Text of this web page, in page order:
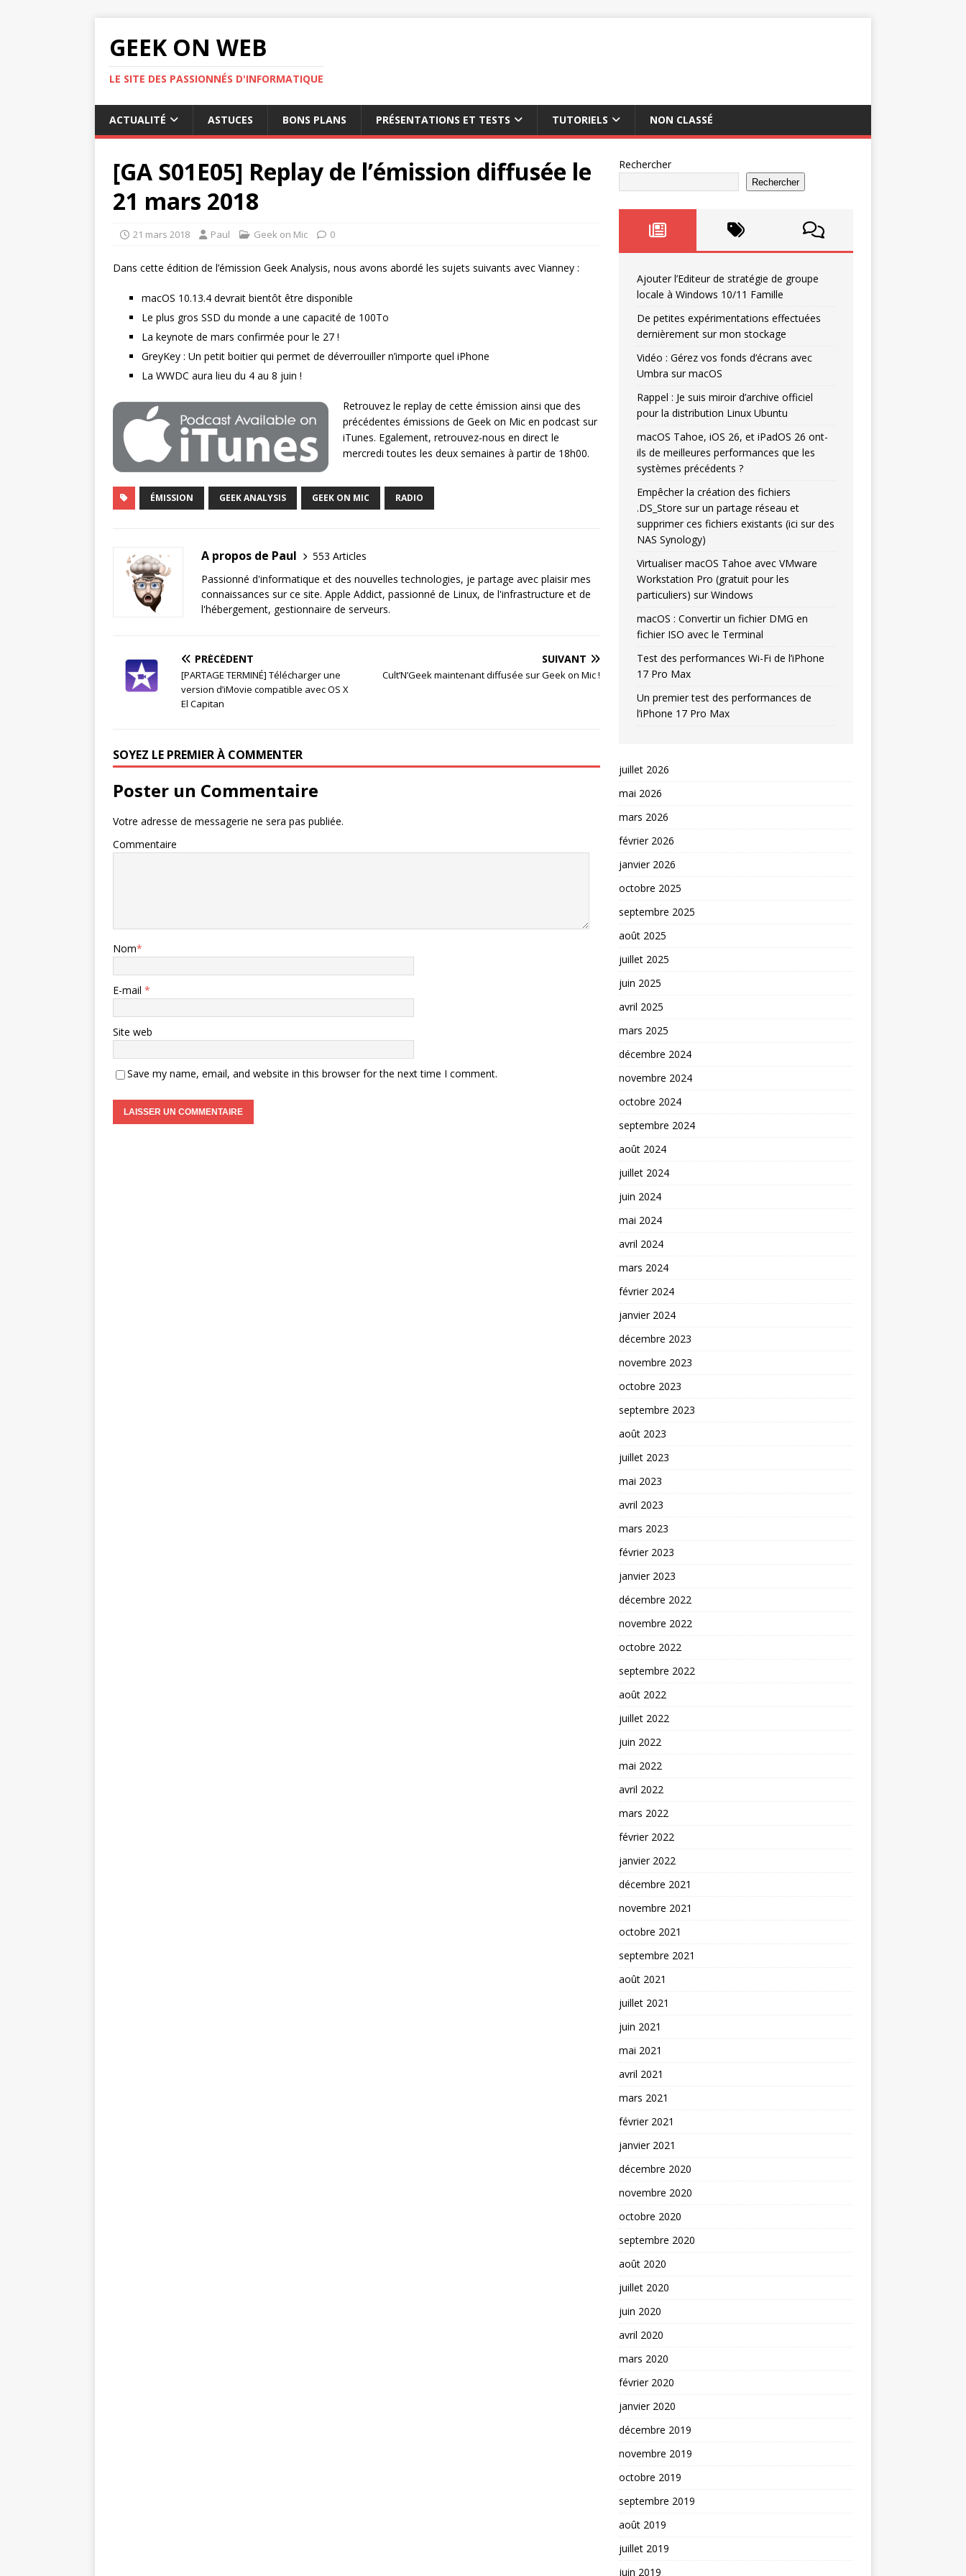
GEEK ON WEB
LE SITE DES PASSIONNÉS D'INFORMATIQUE
ACTUALITÉ ASTUCES BONS PLANS PRÉSENTATIONS ET TESTS TUTORIELS NON CLASSÉ
[GA S01E05] Replay de l’émission diffusée le
21 mars 2018
21 mars 2018 Paul Geek on Mic 0
Dans cette édition de l’émission Geek Analysis, nous avons abordé les sujets suivants avec Vianney :
macOS 10.13.4 devrait bientôt être disponible
Le plus gros SSD du monde a une capacité de 100To
La keynote de mars confirmée pour le 27 !
GreyKey : Un petit boitier qui permet de déverrouiller n’importe quel iPhone
La WWDC aura lieu du 4 au 8 juin !
Retrouvez le replay de cette émission ainsi que des
précédentes émissions de Geek on Mic en podcast sur
iTunes. Egalement, retrouvez-nous en direct le
mercredi toutes les deux semaines à partir de 18h00.
ÉMISSION GEEK ANALYSIS GEEK ON MIC RADIO
A propos de Paul
553 Articles
Passionné d'informatique et des nouvelles technologies, je partage avec plaisir mes
connaissances sur ce site. Apple Addict, passionné de Linux, de l'infrastructure et de
l'hébergement, gestionnaire de serveurs.
PRÉCÉDENT
[PARTAGE TERMINÉ] Télécharger une
version d’iMovie compatible avec OS X
El Capitan
SUIVANT
Cult’N’Geek maintenant diffusée sur Geek on Mic !
SOYEZ LE PREMIER À COMMENTER
Poster un Commentaire
Votre adresse de messagerie ne sera pas publiée.
Commentaire
Nom*
E-mail *
Site web
Save my name, email, and website in this browser for the next time I comment.
Rechercher
Rechercher
Ajouter l’Editeur de stratégie de groupe
locale à Windows 10/11 Famille
De petites expérimentations effectuées
dernièrement sur mon stockage
Vidéo : Gérez vos fonds d’écrans avec
Umbra sur macOS
Rappel : Je suis miroir d’archive officiel
pour la distribution Linux Ubuntu
macOS Tahoe, iOS 26, et iPadOS 26 ont-
ils de meilleures performances que les
systèmes précédents ?
Empêcher la création des fichiers
.DS_Store sur un partage réseau et
supprimer ces fichiers existants (ici sur des
NAS Synology)
Virtualiser macOS Tahoe avec VMware
Workstation Pro (gratuit pour les
particuliers) sur Windows
macOS : Convertir un fichier DMG en
fichier ISO avec le Terminal
Test des performances Wi-Fi de l’iPhone
17 Pro Max
Un premier test des performances de
l’iPhone 17 Pro Max
juillet 2026
mai 2026
mars 2026
février 2026
janvier 2026
octobre 2025
septembre 2025
août 2025
juillet 2025
juin 2025
avril 2025
mars 2025
décembre 2024
novembre 2024
octobre 2024
septembre 2024
août 2024
juillet 2024
juin 2024
mai 2024
avril 2024
mars 2024
février 2024
janvier 2024
décembre 2023
novembre 2023
octobre 2023
septembre 2023
août 2023
juillet 2023
mai 2023
avril 2023
mars 2023
février 2023
janvier 2023
décembre 2022
novembre 2022
octobre 2022
septembre 2022
août 2022
juillet 2022
juin 2022
mai 2022
avril 2022
mars 2022
février 2022
janvier 2022
décembre 2021
novembre 2021
octobre 2021
septembre 2021
août 2021
juillet 2021
juin 2021
mai 2021
avril 2021
mars 2021
février 2021
janvier 2021
décembre 2020
novembre 2020
octobre 2020
septembre 2020
août 2020
juillet 2020
juin 2020
avril 2020
mars 2020
février 2020
janvier 2020
décembre 2019
novembre 2019
octobre 2019
septembre 2019
août 2019
juillet 2019
juin 2019